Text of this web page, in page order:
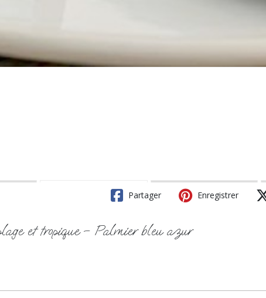
Partager Enregistrer
et tropique – Palmier bleu azur